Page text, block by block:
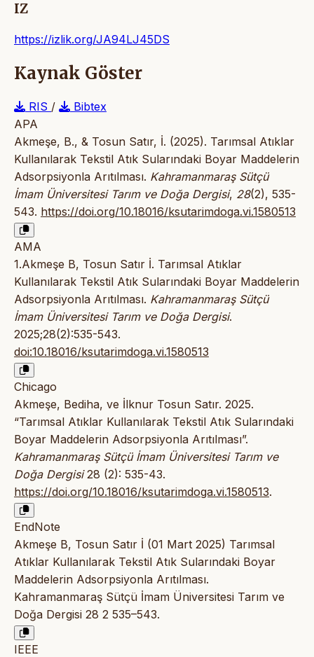
IZ
https://izlik.org/JA94LJ45DS
Kaynak Göster
RIS /
Bibtex
APA
Akmeşe, B., & Tosun Satır, İ. (2025). Tarımsal Atıklar
Kullanılarak Tekstil Atık Sularındaki Boyar Maddelerin
Adsorpsiyonla Arıtılması. Kahramanmaraş Sütçü
İmam Üniversitesi Tarım ve Doğa Dergisi, 28(2), 535-
543. https://doi.org/10.18016/ksutarimdoga.vi.1580513
AMA
1.Akmeşe B, Tosun Satır İ. Tarımsal Atıklar
Kullanılarak Tekstil Atık Sularındaki Boyar Maddelerin
Adsorpsiyonla Arıtılması. Kahramanmaraş Sütçü
İmam Üniversitesi Tarım ve Doğa Dergisi.
2025;28(2):535-543.
doi:10.18016/ksutarimdoga.vi.1580513
Chicago
Akmeşe, Bediha, ve İlknur Tosun Satır. 2025.
“Tarımsal Atıklar Kullanılarak Tekstil Atık Sularındaki
Boyar Maddelerin Adsorpsiyonla Arıtılması”.
Kahramanmaraş Sütçü İmam Üniversitesi Tarım ve
Doğa Dergisi28 (2): 535-43.
https://doi.org/10.18016/ksutarimdoga.vi.1580513.
EndNote
Akmeşe B, Tosun Satır İ (01 Mart 2025) Tarımsal
Atıklar Kullanılarak Tekstil Atık Sularındaki Boyar
Maddelerin Adsorpsiyonla Arıtılması.
Kahramanmaraş Sütçü İmam Üniversitesi Tarım ve
Doğa Dergisi 28 2 535–543.
IEEE